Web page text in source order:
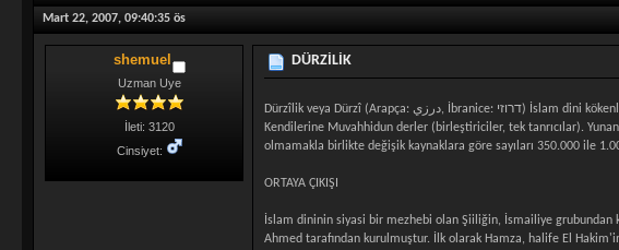
Mart 22, 2007, 09:40:35 ös
shemuel
Uzman Uye
İleti: 3120
Cinsiyet:
DÜRZİLİK
Dürzîlik veya Dürzî (Arapça: درزي, İbranice: דרוזי) İslam dini kökenli bir dini inanç ve topluluğu. Orta Doğu tabanlıdır. Bu dine inananlara Dürzi denir (çoğulu Drüz). Bir İslam mezhebi olduklarının söylerler.
Kendilerine Muvahhidun derler (birleştiriciler, tek tanrıcılar).
olmamakla birlikte değişik kaynaklara göre sayıları 350.000 ile
ORTAYA ÇIKIŞI
İslam dininin siyasi bir mezhebi olan Şiiliğin, İsmailiye grubundan
Ahmed tarafından kurulmuştur. İlk olarak Hamza, halife El